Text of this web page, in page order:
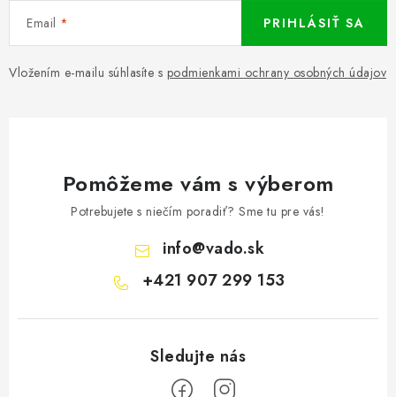
Email
Vložením e-mailu súhlasíte s podmienkami ochrany osobných údajov
PRIHLÁSIŤ SA
Pomôžeme vám s výberom
Potrebujete s niečím poradiť? Sme tu pre vás!
info@vado.sk
+421 907 299 153